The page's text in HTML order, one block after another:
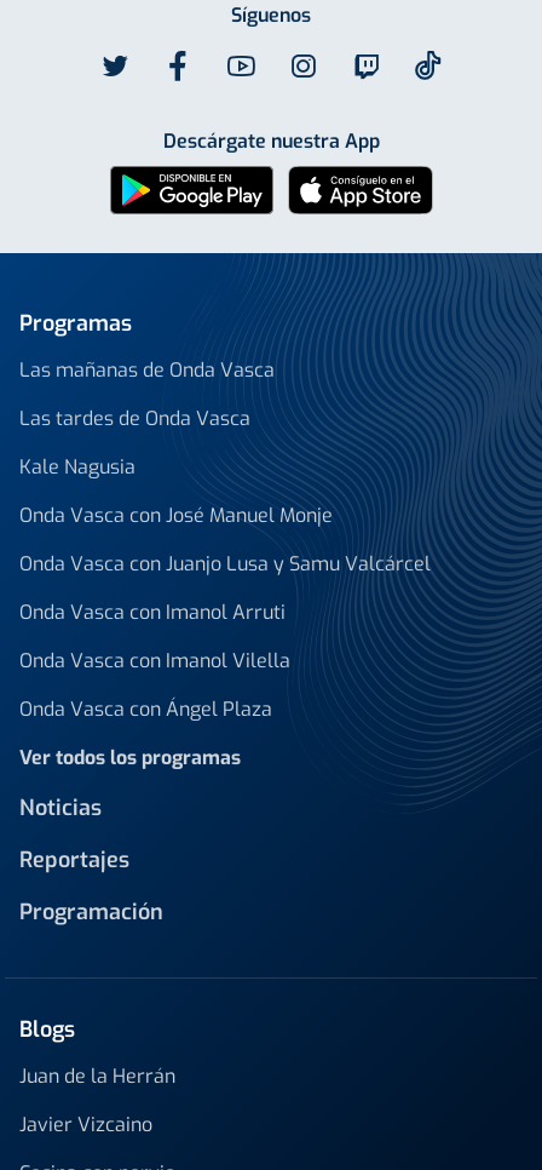
Síguenos
Descárgate nuestra App
Programas
Las mañanas de Onda Vasca
Las tardes de Onda Vasca
Kale Nagusia
Onda Vasca con José Manuel Monje
Onda Vasca con Juanjo Lusa y Samu Valcárcel
Onda Vasca con Imanol Arruti
Onda Vasca con Imanol Vilella
Onda Vasca con Ángel Plaza
Ver todos los programas
Noticias
Reportajes
Programación
Blogs
Juan de la Herrán
Javier Vizcaino